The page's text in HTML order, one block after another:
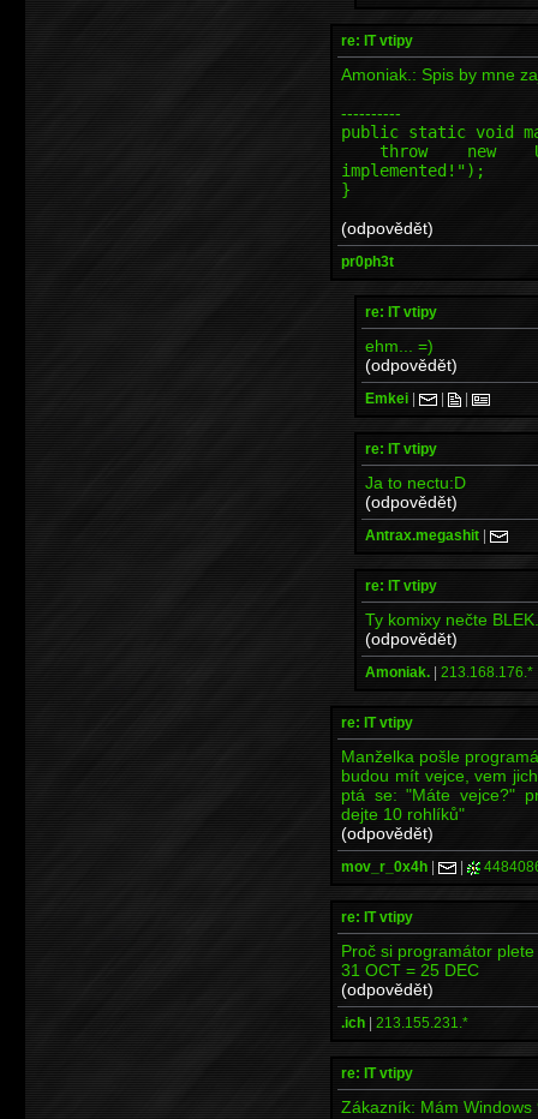
re: IT vtipy
Amoniak.: Spis by mne
----------
public static void
throw new
implemented!");
}
(odpovědět)
pr0ph3t
re: IT vtipy
ehm... =)
(odpovědět)
Emkei | | |
re: IT vtipy
Ja to nectu:D
(odpovědět)
Antrax.megashit |
re: IT vtipy
Ty komixy nečte
(odpovědět)
Amoniak. | 213.168.176.*
re: IT vtipy
Manželka pošle
budou mít vejce, vem
ptá se: "Máte vejce?"
dejte 10 rohlíků"
(odpovědět)
mov_r_0x4h | |
re: IT vtipy
Proč si programátor
31 OCT = 25 DEC
(odpovědět)
.ich | 213.155.231.*
re: IT vtipy
Zákazník: Mám Windows